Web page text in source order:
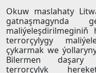
Okuw maslahaty
gatnaşmagynda
terrorçylygy
çykarmak we
Bilermen daşary
terrorçylyk